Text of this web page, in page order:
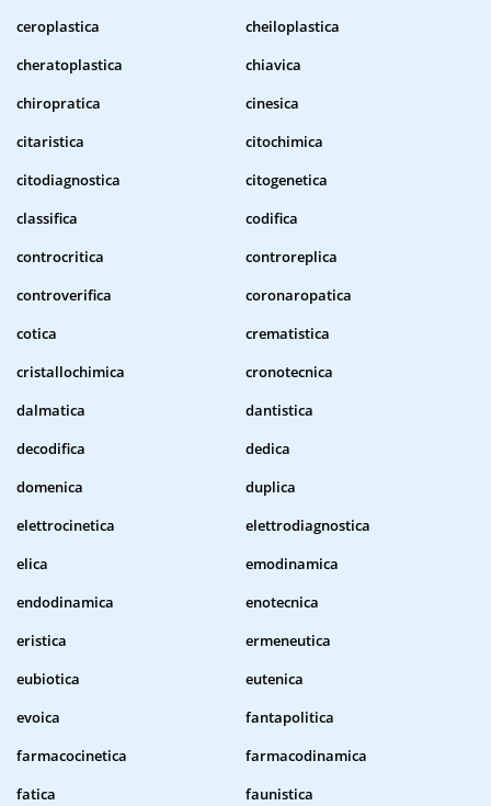
ceroplastica
cheiloplastica
cheratoplastica
chiavica
chiropratica
cinesica
citaristica
citochimica
citodiagnostica
citogenetica
classifica
codifica
controcritica
controreplica
controverifica
coronaropatica
cotica
crematistica
cristallochimica
cronotecnica
dalmatica
dantistica
decodifica
dedica
domenica
duplica
elettrocinetica
elettrodiagnostica
elica
emodinamica
endodinamica
enotecnica
eristica
ermeneutica
eubiotica
eutenica
evoica
fantapolitica
farmacocinetica
farmacodinamica
fatica
faunistica